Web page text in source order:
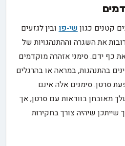
קטנים כגון שי-פו ובין לגזעים
את השגרה וההתנהגויות של
כף ידם. סימני אזהרה מוקדמים
בהתנהגות, במראה או בהרגלים
סרטן. סימנים אלה אינם
מאובחן בוודאות עם סרטן, אך
שייתכן שיהיה צורך בחקירות